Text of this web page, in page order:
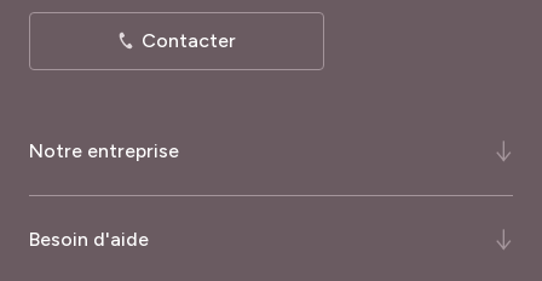
Notre entreprise
Besoin d'aide
Contacter